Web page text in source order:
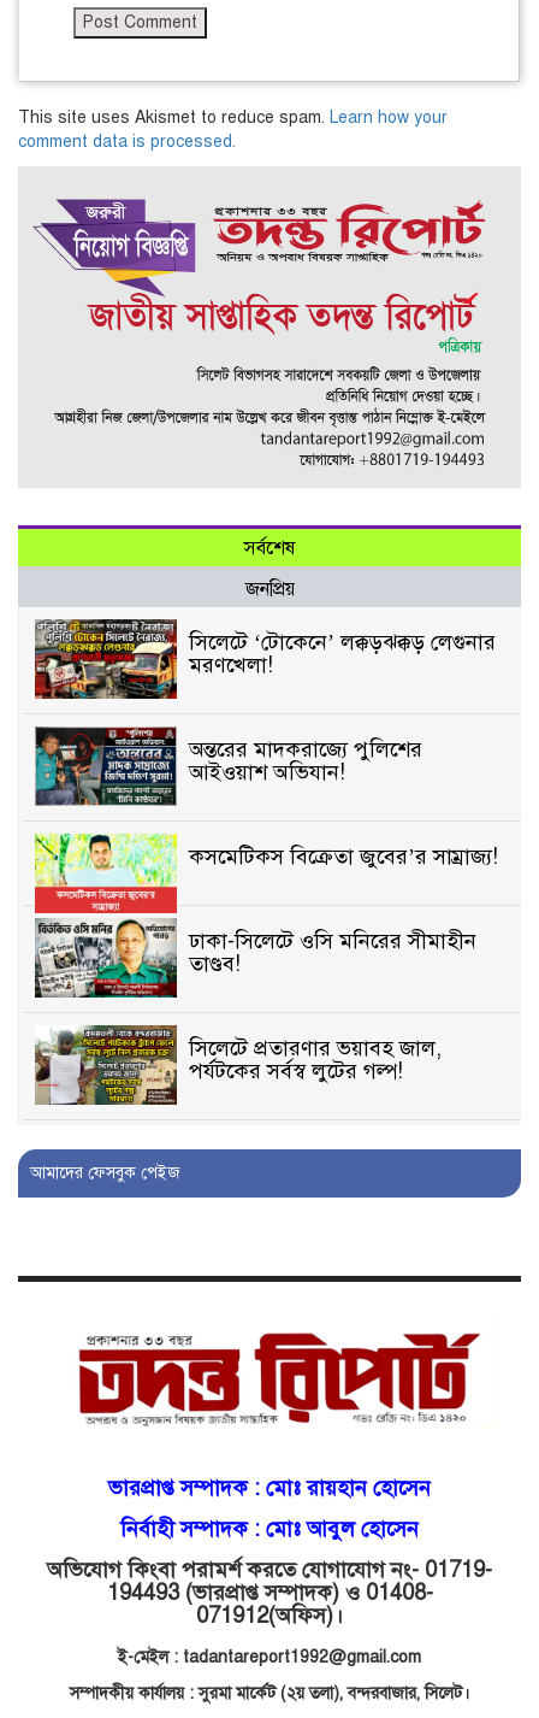
This site uses Akismet to reduce spam. Learn how your
comment data is processed.
সর্বশেষ
জনপ্রিয়
সিলেটে ‘টোকেনে’ লক্কড়ঝক্কড় লেগুনার
মরণখেলা!
অন্তরের মাদকরাজ্যে পুলিশের
আইওয়াশ অভিযান!
কসমেটিকস বিক্রেতা জুবের’র সাম্রাজ্য!
ঢাকা-সিলেটে ওসি মনিরের সীমাহীন
তাণ্ডব!
সিলেটে প্রতারণার ভয়াবহ জাল,
পর্যটকের সর্বস্ব লুটের গল্প!
বিআইডিসি’তে ১৫ বছরের দখলদারিত্ব
ভ্রূণহত্যার অপচেষ্টা, গোয়াইনঘাট জুড়ে
মোগলাবাজার থানা কার কবলে?
গোয়াইনঘাটে বিজিবির নাম ভাঙিয়ে
দুলালের রাজত্ব!
মোগলাবাজারে এসআই দয়াময়’র
ঘুষের রাজত্ব!
যন্ত্র বিকলের বাহানা: বেসরকারির
আমাদের ফেসবুক পেইজ
ভারপ্রাপ্ত সম্পাদক : মোঃ রায়হান হোসেন
নির্বাহী সম্পাদক : মোঃ আবুল হোসেন
অভিযোগ কিংবা পরামর্শ করতে যোগাযোগ নং- 01719-
194493 (ভারপ্রাপ্ত সম্পাদক) ও 01408-
071912(অফিস)।
ই-মেইল : tadantareport1992@gmail.com
সম্পাদকীয় কার্যালয় : সুরমা মার্কেট (২য় তলা),বন্দরবাজার, সিলেট।